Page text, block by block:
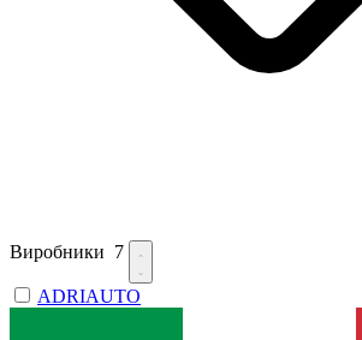
Виробники 7
ADRIAUTO